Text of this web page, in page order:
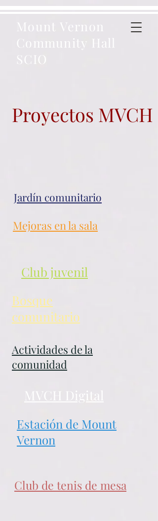
Mount Vernon
Community Hall
SCIO
Proyectos MVCH
Jardín comunitario
Mejoras en la sala
Club juvenil
Bosque
comunitario
Actividades de la
comunidad
MVCH Digital
Estación de Mount
Vernon
Club de tenis de mesa